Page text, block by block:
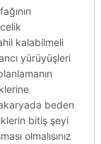
kalabilmeli
yürüyüşleri
beden
bitiş şeyi
olmalısınız